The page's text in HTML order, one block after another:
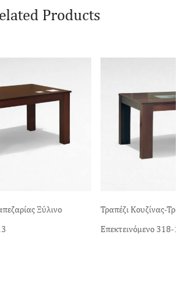
Products
Ξύλινο
Τραπέζι Κουζίνας-
Επεκτεινόμενο 318-